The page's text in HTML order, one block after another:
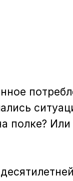
полке? Или